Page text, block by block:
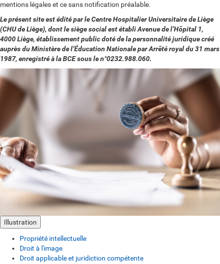
mentions légales et ce sans notification préalable.
Le présent site est édité par leCentre Hospitalier Universitaire de Liège
(CHU de Liège), dont le siège social est établi Avenue de l’Hôpital 1,
4000 Liège, établissement public doté de la personnalité juridique créé
auprès du Ministère de l’Éducation Nationale par Arrêté royal du 31 mars
1987, enregistré à la BCE sous le n°0232.988.060.
Illustration
Propriété intellectuelle
Droit à l'image
Droit applicable et juridiction compétente